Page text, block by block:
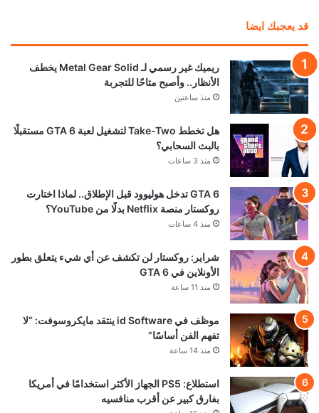
قد يعجبك ايضا
ريميك غير رسمي لـ Metal Gear Solid يخطف
الأنظار.. وأصبح متاحًا للتجربة
منذ ساعتين
هل تخطط Take-Two لتشغيل لعبة GTA 6 مستقبلًا
بالبث السحابي؟
منذ 3 ساعات
GTA 6 تدخل هوليوود قبل الإطلاق.. لماذا اختارت
روكستار منصة Netflix بدلًا من YouTube؟
منذ 4 ساعات
شراير: روكستار لن تكشف عن أي شيء يتعلق بطور
الأونلاين في GTA 6
منذ 11 ساعة
موظف في id Software ينتقد مايكروسوفت: “لا
تفهم الفن أساسًا”
منذ 14 ساعة
استطلاع: PS5 الجهاز الأكثر استخدامًا في أمريكا
بفارق كبير عن أقرب منافسيه